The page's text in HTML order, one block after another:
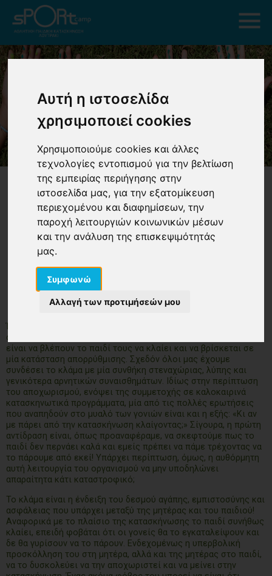
Αυτή η ιστοσελίδα
χρησιμοποιεί cookies
Χρησιμοποιούμε cookies και άλλες
τεχνολογίες εντοπισμού για την βελτίωση
της εμπειρίας περιήγησης στην
ιστοσελίδα μας, για την εξατομίκευση
περιεχομένου και διαφημίσεων, την
παροχή λειτουργιών κοινωνικών μέσων
και την ανάλυση της επισκεψιμότητάς
μας.
Συμφωνώ
Αλλαγή των προτιμήσεών μου
«Κι αν το παιδί μου με ζητά με
Ίσως από τους μεγαλύτερους φόβους και μία από τις πιο
άβολες και ανεπιθύμητες καταστάσεις για αρκετούς γονείς
είναι να βλέπουν το παιδί τους να κλαίει και να βρίσκεται σε
μία κατάσταση απορρύθμισης. Σχεδόν όλοι μας έχουμε
συνδέσει το κλάμα με μία συνθήκη στεναχώριας, λύπης και
γενικότερα αρνητικών συναισθημάτων. Ιδίως στην περίπτωση
του αποχωρισμού, ενόψει της συμμετοχής σε καλοκαιρινά
κατασκηνωτικά προγράμματα, μία από τις πολλές ερωτήσεις
που αναπηδούν στο μυαλό των γονιών είναι και η εξής: «Κι αν
με πάρει από την κατασκήνωση κλαίγοντας;» Σίγουρα, η πρώτη
αντίδραση είναι, όπως προαναφέραμε, να σκεφτούμε πως το
παιδί δεν περνάει καλά και εμείς πρέπει να πάμε τρέχοντας να
το πάρουμε από εκεί! Υπάρχει περίπτωση, όμως, η αυθόρμητη
αυτή λειτουργία του οργανισμού να μην υποδηλώνει
απαραίτητα κάτι καταστροφικό;
Το κλάμα είναι η ένδειξη του δεσμού αγάπης, εμπιστοσύνης και
ασφάλειας που υπάρχει μεταξύ της μητέρας και του παιδιού!
Αναφορικά με το πλαίσιο της κατασκήνωσης το παιδί συνήθως
κλαίει, επειδή φοβάται ότι οι γονείς θα το εγκαταλείψουν και
δε θα γυρίσουν να το πάρουν. Ενδεχομένως η υπερβολική
προσκόλληση του στη μητέρα, αλλά και της μητέρας στο παιδί,
να το δυσκολεύει να την αποχωριστεί και να μείνει στην